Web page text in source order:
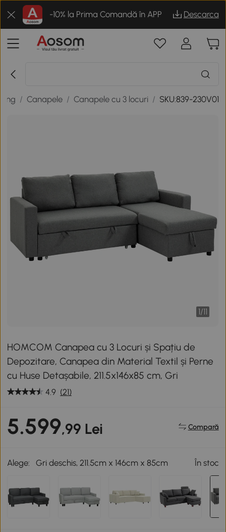
-10% la Prima Comandă în APP Descarca
/ Canapele / Canapele cu 3 locuri / SKU:839-230V01
1/11
HOMCOM Canapea cu 3 Locuri și Spațiu de
Depozitare, Canapea din Material Textil și Perne
cu Huse Detașabile, 211.5x146x85 cm, Gri
4.9 (21)
5.599,99 Lei Compară
Alege: Gri deschis, 211.5cm x 146cm x 85cm În stoc